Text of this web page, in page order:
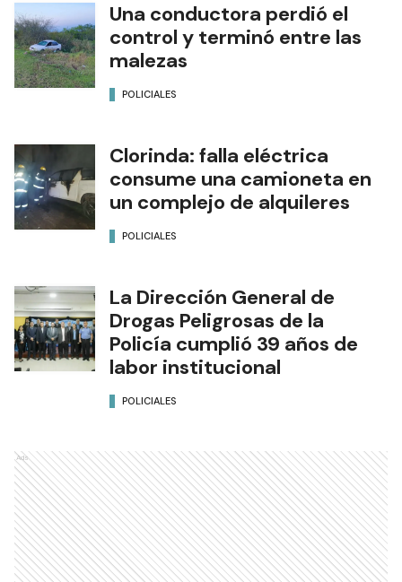
Una conductora perdió el
control y terminó entre las
malezas
POLICIALES
Clorinda: falla eléctrica
consume una camioneta en
un complejo de alquileres
POLICIALES
La Dirección General de
Drogas Peligrosas de la
Policía cumplió 39 años de
labor institucional
POLICIALES
Ads